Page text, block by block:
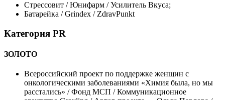
Стрессовит / Юнифарм / Усилитель Вкуса;
Батарейка / Grindex / ZdravPunkt
Категория PR
ЗОЛОТО
Всероссийский проект по поддержке женщин с
онкологическими заболеваниями «Химия была, но мы
расстались» / Фонд МСП / Коммуникационное